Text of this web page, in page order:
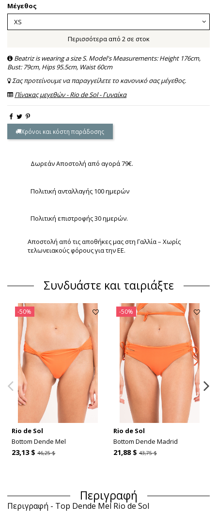
Μέγεθος
Περισσότερα από 2 σε στοκ
Beatriz is wearing a size S. Model's Measurements: Height 176cm,
Bust: 79cm, Hips 95.5cm, Waist 60cm
Σας προτείνουμε να παραγγείλετε το κανονικό σας μέγεθος.
Πίνακας μεγεθών - Rio de Sol - Γυναίκα
Χρόνοι και κόστη παράδοσης
Δωρεάν Αποστολή από αγορά 79€.
Πολιτική ανταλλαγής 100 ημερών
Πολιτική επιστροφής 30 ημερών.
Αποστολή από τις αποθήκες μας στη Γαλλία – Χωρίς
τελωνειακούς φόρους για την ΕΕ.
Συνδυάστε και ταιριάξτε
-50%
Rio de Sol
Bottom Dende Mel
23,13 $46,25 $
-50%
Rio de Sol
Bottom Dende Madrid
21,88 $ 43,75 $
Περιγραφή
Περιγραφή - Top Dende Mel Rio de Sol